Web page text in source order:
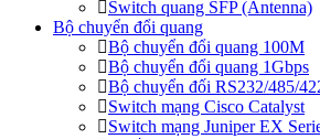
Switch quang SFP (Antenna)
Bộ chuyển đổi quang
Bộ chuyển đổi quang 100M
Bộ chuyển đổi quang 1Gbps
Bộ chuyển đối RS232/485/
Switch mạng Cisco Catalyst
Switch mạng Juniper EX